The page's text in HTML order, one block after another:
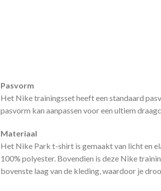
Pasvorm
Het Nike trainingsset heeft een standaard
pasvorm kan aanpassen voor een ultiem
Materiaal
Het Nike Park t-shirt is gemaakt van licht en
100% polyester. Bovendien is deze Nike
bovenste laag van de kleding, waardoor je